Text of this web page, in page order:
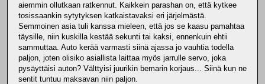
aiemmin ollutkaan ratkennut. Kaikkein parashan on, että kytkee
tosissaankin sytytyksen katkaistavaksi eri järjelmästä.
Semmoinen asia tuli kanssa mieleen, että jos se kaasu pamahtaa
täysille, niin kuskilla kestää sekunti tai kaksi, ennenkuin ehtii
sammuttaa. Auto kerää varmasti siinä ajassa jo vauhtia todella
paljon, joten olisiko asiallista laittaa myös jarrulle servo, joka
pysäyttäisi auton? Välttyisi juurikin bemarin korjaus... Siinä kun ne
sentit tuntuu maksavan niin paljon.